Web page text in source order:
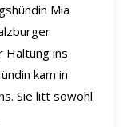
Mia
Haltung ins
kam in
Sie litt sowohl